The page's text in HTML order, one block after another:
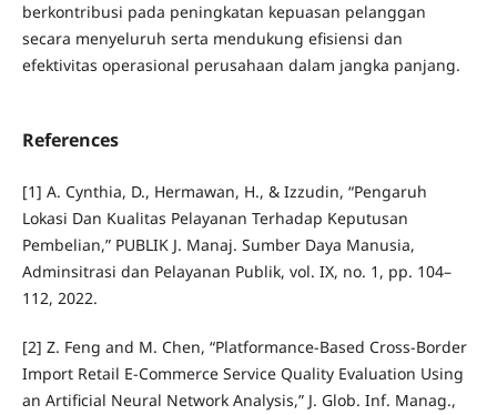
berkontribusi pada peningkatan kepuasan pelanggan
secara menyeluruh serta mendukung efisiensi dan
efektivitas operasional perusahaan dalam jangka panjang.
References
[1] A. Cynthia, D., Hermawan, H., & Izzudin, “Pengaruh
Lokasi Dan Kualitas Pelayanan Terhadap Keputusan
Pembelian,” PUBLIK J. Manaj. Sumber Daya Manusia,
Adminsitrasi dan Pelayanan Publik, vol. IX, no. 1, pp. 104–
112, 2022.
[2] Z. Feng and M. Chen, “Platformance-Based Cross-Border
Import Retail E-Commerce Service Quality Evaluation Using
an Artificial Neural Network Analysis,” J. Glob. Inf. Manag.,